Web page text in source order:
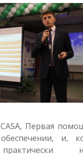
Первая
и,